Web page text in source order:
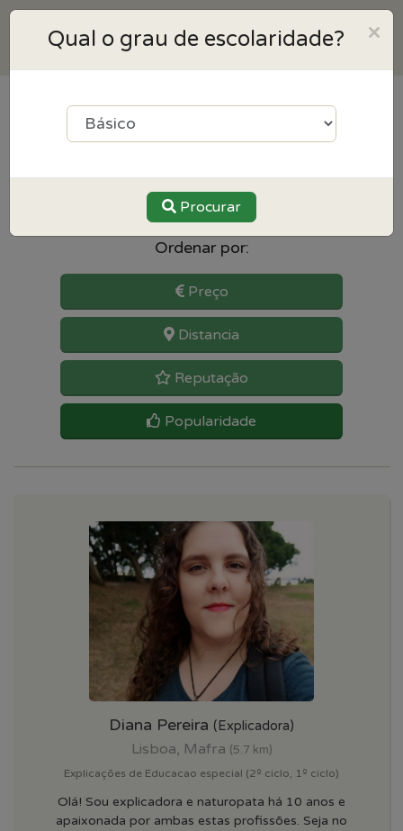
resultados para Educação
Ordenar por:
Preço
Distancia
Reputação
Popularidade
Diana Pereira (Explicadora)
Lisboa, Mafra (5.7 km)
Explicações de Educacao especial (2º ciclo, 1º ciclo)
Olá! Sou explicadora e naturopata há 10 anos e
apaixonada por ambas estas profissões. Seja no
×
Qual o grau de escolaridade?
Procurar